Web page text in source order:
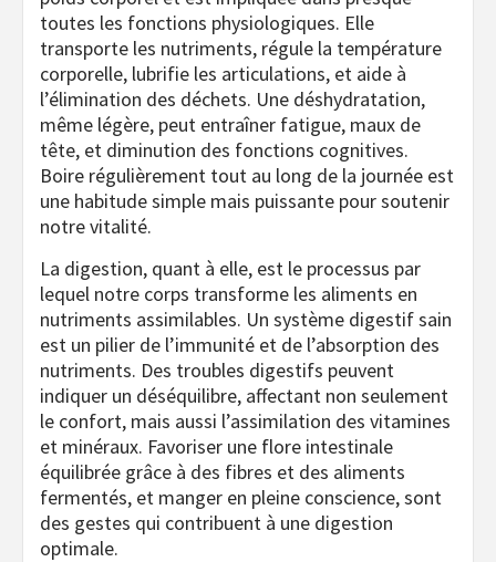
toutes les fonctions physiologiques. Elle
transporte les nutriments, régule la température
corporelle, lubrifie les articulations, et aide à
l’élimination des déchets. Une déshydratation,
même légère, peut entraîner fatigue, maux de
tête, et diminution des fonctions cognitives.
Boire régulièrement tout au long de la journée est
une habitude simple mais puissante pour soutenir
notre vitalité.
La digestion, quant à elle, est le processus par
lequel notre corps transforme les aliments en
nutriments assimilables. Un système digestif sain
est un pilier de l’immunité et de l’absorption des
nutriments. Des troubles digestifs peuvent
indiquer un déséquilibre, affectant non seulement
le confort, mais aussi l’assimilation des vitamines
et minéraux. Favoriser une flore intestinale
équilibrée grâce à des fibres et des aliments
fermentés, et manger en pleine conscience, sont
des gestes qui contribuent à une digestion
optimale.